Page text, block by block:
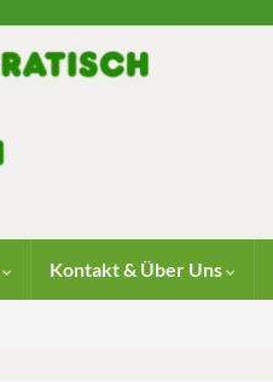
Kontakt & Über Uns